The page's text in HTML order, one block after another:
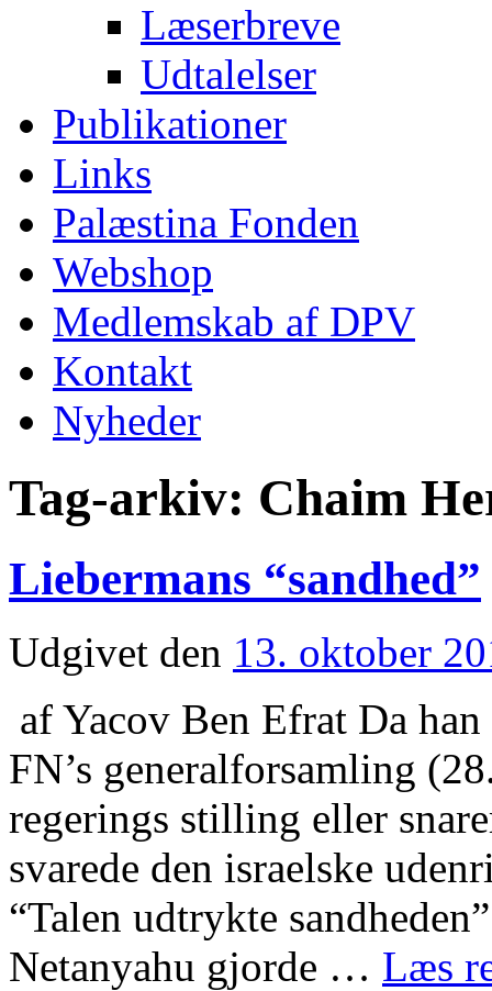
Læserbreve
Udtalelser
Publikationer
Links
Palæstina Fonden
Webshop
Medlemskab af DPV
Kontakt
Nyheder
Tag-arkiv: Chaim
Liebermans “sandhed”
Udgivet den 13. oktober
af Yacov Ben Efrat Da
FN’s generalforsamling
regerings stilling eller
svarede den israelske
“Talen udtrykte
Netanyahu gjorde … Læs